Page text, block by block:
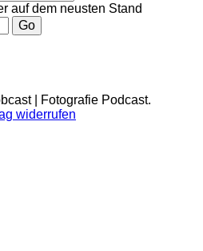
auf dem neusten Stand
Go
| Fotografie Podcast.
widerrufen